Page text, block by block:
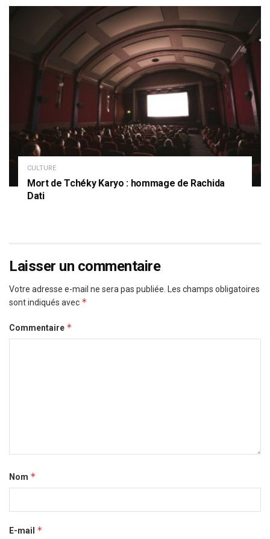
CULTURE
Mort de Tchéky Karyo : hommage de Rachida
Dati
Laisser un commentaire
Votre adresse e-mail ne sera pas publiée. Les champs obligatoires
sont indiqués avec *
Commentaire *
Nom *
E-mail *